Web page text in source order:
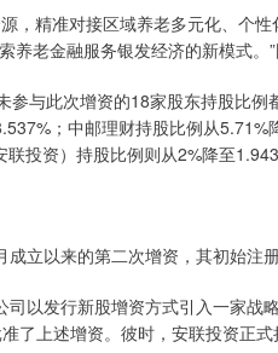
精准对接区域养老多元化、个性
养老金融服务银发经济的新模式。”
与此次增资的18家股东持股比例
；中邮理财持股比例从
投资）持股比例则从2%降至
以来的第二次增资，其初始注册
发行新股增资方式引入一家战
了上述增资。彼时，安联投资正